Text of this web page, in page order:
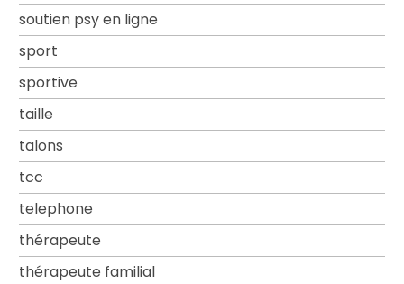
soutien psy en ligne
sport
sportive
taille
talons
tcc
telephone
thérapeute
thérapeute familial